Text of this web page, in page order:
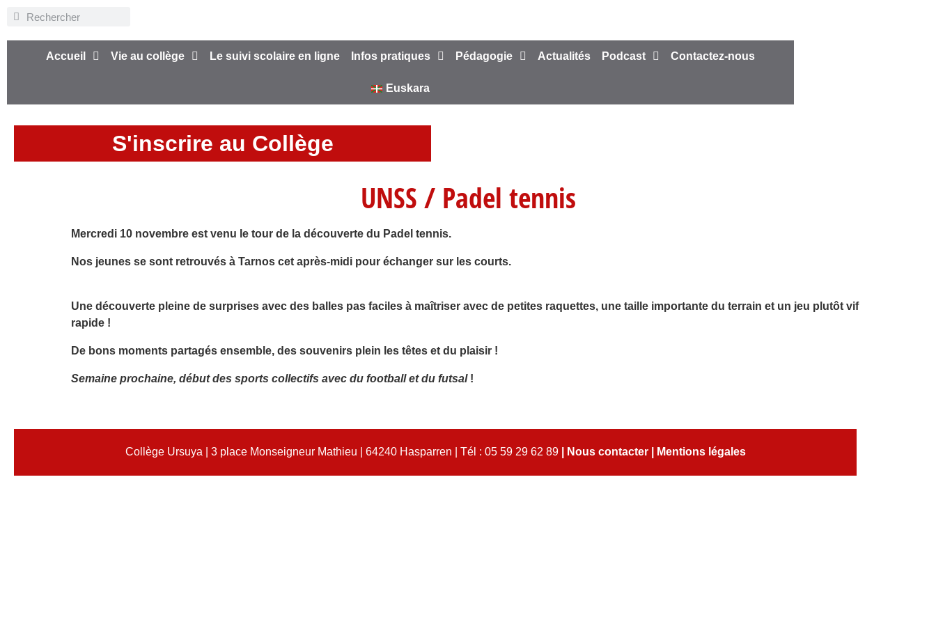
Accueil Vie au collège Le suivi scolaire en ligne Infos pratiques Pédagogie Actualités Podcast Contactez-nous
Euskara
S'inscrire au Collège
UNSS / Padel tennis
Mercredi 10 novembre est venu le tour de la découverte du Padel tennis.
Nos jeunes se sont retrouvés à Tarnos cet après-midi pour échanger sur les courts.
Une découverte pleine de surprises avec des balles pas faciles à maîtriser avec de petites raquettes, une taille importante du terrain et un jeu plutôt vif
rapide !
De bons moments partagés ensemble, des souvenirs plein les têtes et du plaisir !
Semaine prochaine, début des sports collectifs avec du football et du futsal!
Collège Ursuya | 3 place Monseigneur Mathieu | 64240 Hasparren | Tél : 05 59 29 62 89 Nous contacter| Mentions légales